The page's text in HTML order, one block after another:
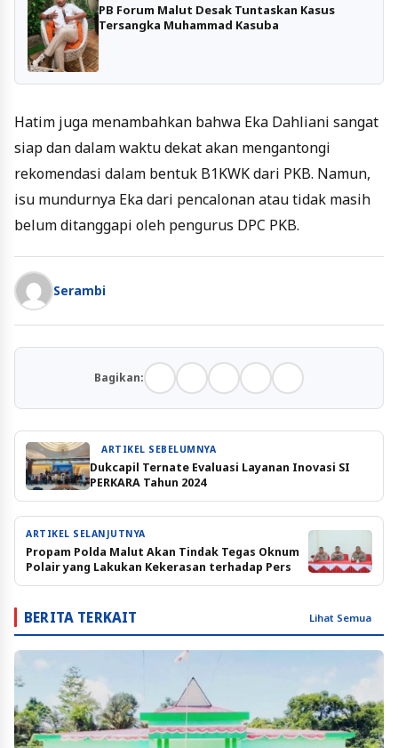
PB Forum Malut Desak Tuntaskan Kasus
Tersangka Muhammad Kasuba
Hatim juga menambahkan bahwa Eka Dahliani sangat
siap dan dalam waktu dekat akan mengantongi
rekomendasi dalam bentuk B1KWK dari PKB. Namun,
isu mundurnya Eka dari pencalonan atau tidak masih
belum ditanggapi oleh pengurus DPC PKB.
Serambi
Bagikan:
ARTIKEL SEBELUMNYA
Dukcapil Ternate Evaluasi Layanan Inovasi SI
PERKARA Tahun 2024
ARTIKEL SELANJUTNYA
Propam Polda Malut Akan Tindak Tegas Oknum
Polair yang Lakukan Kekerasan terhadap Pers
BERITA TERKAIT Lihat Semua